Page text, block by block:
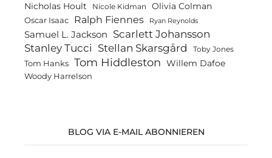
Nicholas Hoult Nicole Kidman Olivia Colman
Oscar Isaac Ralph Fiennes Ryan Reynolds
Samuel L. Jackson Scarlett Johansson
Stanley Tucci Stellan Skarsgård Toby Jones
Tom Hanks Tom Hiddleston Willem Dafoe
Woody Harrelson
BLOG VIA E-MAIL ABONNIEREN